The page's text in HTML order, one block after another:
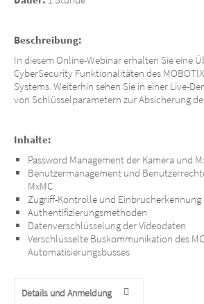
Beschreibung:
In diesem Online-Webinar erhalten Sie eine
CyberSecurity Funktionalitäten des
Systems. Weiterhin sehen Sie in einer Live-
von Schlüsselparametern zur Absicherung
Inhalte:
Password Management der Kamera und
Benutzermanagement und
MxMC
Zugriff-Kontrolle und Einbrucherkennung
Authentifizierungsmethoden
Datenverschlüsselung der Videodaten
Verschlüsselte Buskommunikation des
Automatisierungsbusses
Details und Anmeldung